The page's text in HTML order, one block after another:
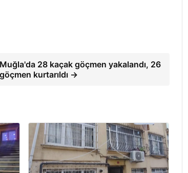
Muğla'da 28 kaçak göçmen yakalandı, 26
göçmen kurtarıldı →